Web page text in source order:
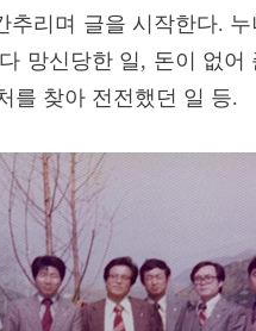
추리며 글을 시작한다.
망신당한 일, 돈이 없
를 찾아 전전했던 일 등.